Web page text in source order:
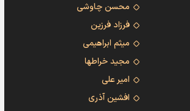
محسن چاوشی
فرزاد فرزین
میثم ابراهیمی
مجید خراطها
امیر علی
افشین آذری